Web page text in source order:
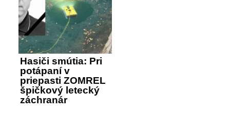
Hasiči smútia: Pri
potápaní v
priepasti ZOMREL
špičkový letecký
záchranár